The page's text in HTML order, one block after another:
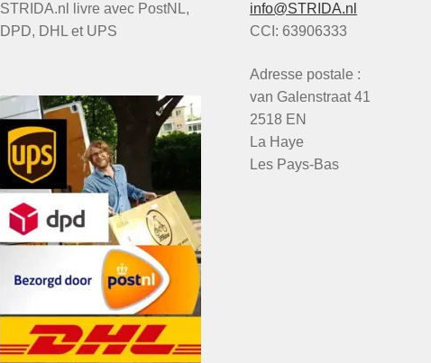
STRIDA.nl livre avec PostNL,
DPD, DHL et UPS
info@STRIDA.nl
CCI: 63906333
Adresse postale :
van Galenstraat 41
2518 EN
La Haye
Les Pays-Bas